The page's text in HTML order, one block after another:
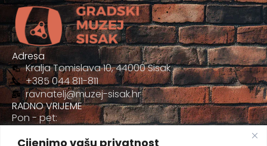
Cijenimo vašu privatnost
Adresa
Kralja Tomislava 10, 44000 Sisak
+385 044 811-811
ravnatelj@muzej-sisak.hr
RADNO VRIJEME
Pon - pet: